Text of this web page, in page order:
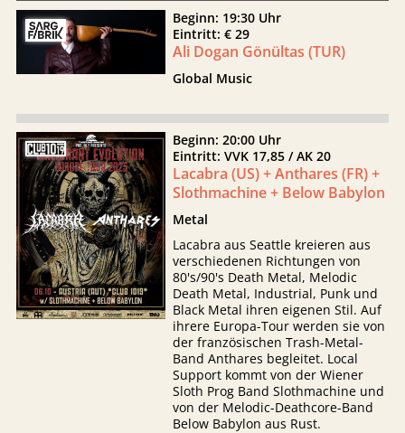
Beginn: 19:30 Uhr
Eintritt: € 29
Ali Dogan Gönültas (TUR)
Global Music
Beginn: 20:00 Uhr
Eintritt: VVK 17,85 / AK 20
Lacabra (US) + Anthares (FR) +
Slothmachine + Below Babylon
Metal
Lacabra aus Seattle kreieren aus
verschiedenen Richtungen von
80's/90's Death Metal, Melodic
Death Metal, Industrial, Punk und
Black Metal ihren eigenen Stil. Auf
ihrere Europa-Tour werden sie von
der französischen Trash-Metal-
Band Anthares begleitet. Local
Support kommt von der Wiener
Sloth Prog Band Slothmachine und
von der Melodic-Deathcore-Band
Below Babylon aus Rust.